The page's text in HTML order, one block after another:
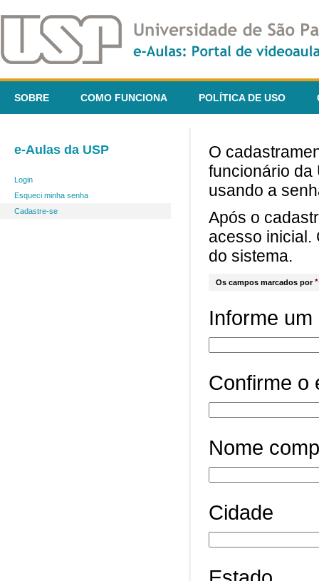
SOBRE COMO FUNCIONA POLÍTICA DE USO
e-Aulas da USP
Login
Esqueci minha senha
Cadastre-se
O
funcionário da
usando a
Após o
acesso inicial.
do sistema.
Os campos marcados por*
Informe
Confirme o
Nome
Cidade